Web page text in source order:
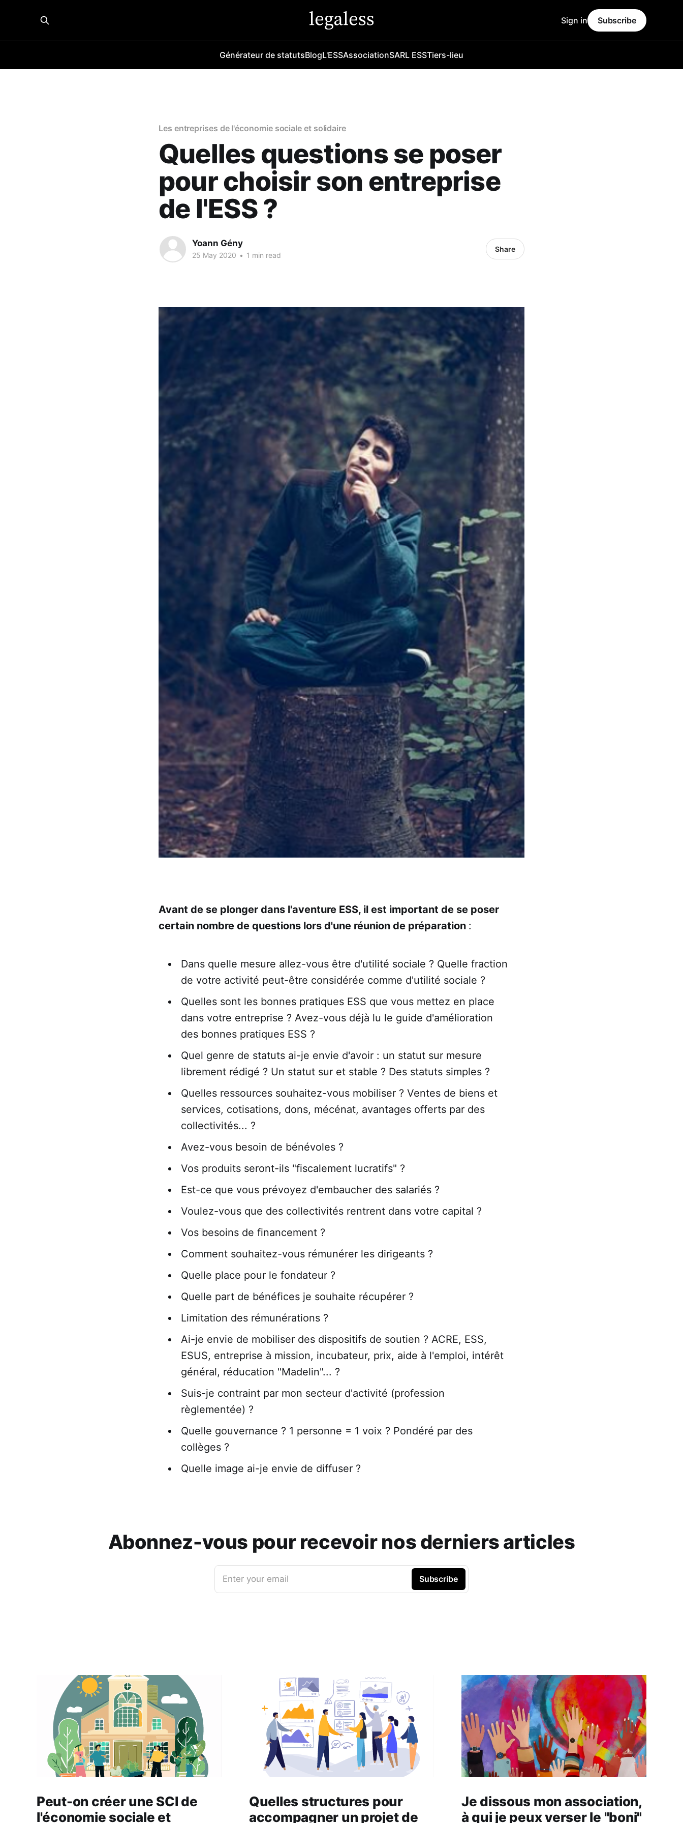
Générateur de statutsBlogL'ESSAssociationSARL ESSTiers-lieu
Sign in Subscribe
Les entreprises de l'économie sociale et solidaire
Quelles questions se poser
pour choisir son entreprise
de l'ESS ?
Yoann Gény
25 May 2020 • 1 min read
Share
Avant de se plonger dans l'aventure ESS, il est important de se poser
certain nombre de questions lors d'une réunion de préparation :
Dans quelle mesure allez-vous être d'utilité sociale ? Quelle fraction
de votre activité peut-être considérée comme d'utilité sociale ?
Quelles sont les bonnes pratiques ESS que vous mettez en place
dans votre entreprise ? Avez-vous déjà lu le guide d'amélioration
des bonnes pratiques ESS ?
Quel genre de statuts ai-je envie d'avoir : un statut sur mesure
librement rédigé ? Un statut sur et stable ? Des statuts simples ?
Quelles ressources souhaitez-vous mobiliser ? Ventes de biens et
services, cotisations, dons, mécénat, avantages offerts par des
collectivités... ?
Avez-vous besoin de bénévoles ?
Vos produits seront-ils "fiscalement lucratifs" ?
Est-ce que vous prévoyez d'embaucher des salariés ?
Voulez-vous que des collectivités rentrent dans votre capital ?
Vos besoins de financement ?
Comment souhaitez-vous rémunérer les dirigeants ?
Quelle place pour le fondateur ?
Quelle part de bénéfices je souhaite récupérer ?
Limitation des rémunérations ?
Ai-je envie de mobiliser des dispositifs de soutien ? ACRE, ESS,
ESUS, entreprise à mission, incubateur, prix, aide à l'emploi, intérêt
général, réducation "Madelin"... ?
Suis-je contraint par mon secteur d'activité (profession
règlementée) ?
Quelle gouvernance ? 1 personne = 1 voix ? Pondéré par des
collèges ?
Quelle image ai-je envie de diffuser ?
Abonnez-vous pour recevoir nos derniers articles
Enter your email Subscribe
Peut-on créer une SCI de
l'économie sociale et
Quelles structures pour
accompagner un projet de
Je dissous mon association,
à qui je peux verser le "boni"